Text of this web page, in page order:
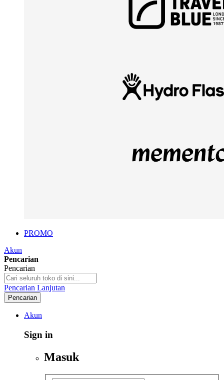
PROMO
Akun
Pencarian
Pencarian
Pencarian Lanjutan
Pencarian
Akun
Sign in
Masuk